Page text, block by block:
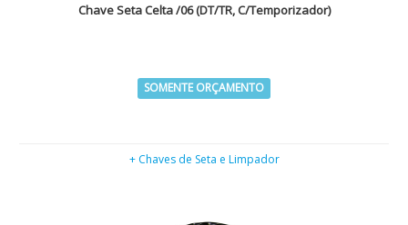
Chave Seta Celta /06 (DT/TR, C/Temporizador)
SOMENTE ORÇAMENTO
+ Chaves de Seta e Limpador